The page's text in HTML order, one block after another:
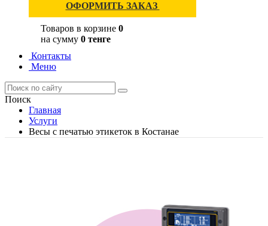
ОФОРМИТЬ ЗАКАЗ
Товаров в корзине 0
на сумму 0 тенге
Контакты
Меню
Поиск
Главная
Услуги
Весы с печатью этикеток в Костанае